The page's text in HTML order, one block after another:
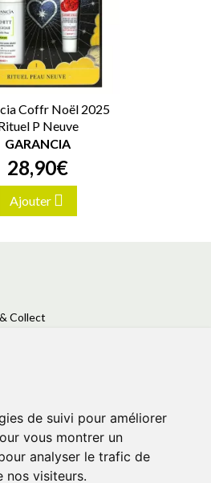
de suivi pour améliorer
vous montrer un
analyser le trafic de
nos visiteurs.
Coffr Noël 2025
P Neuve
GARANCIA
28,90€
Ajouter
Collect